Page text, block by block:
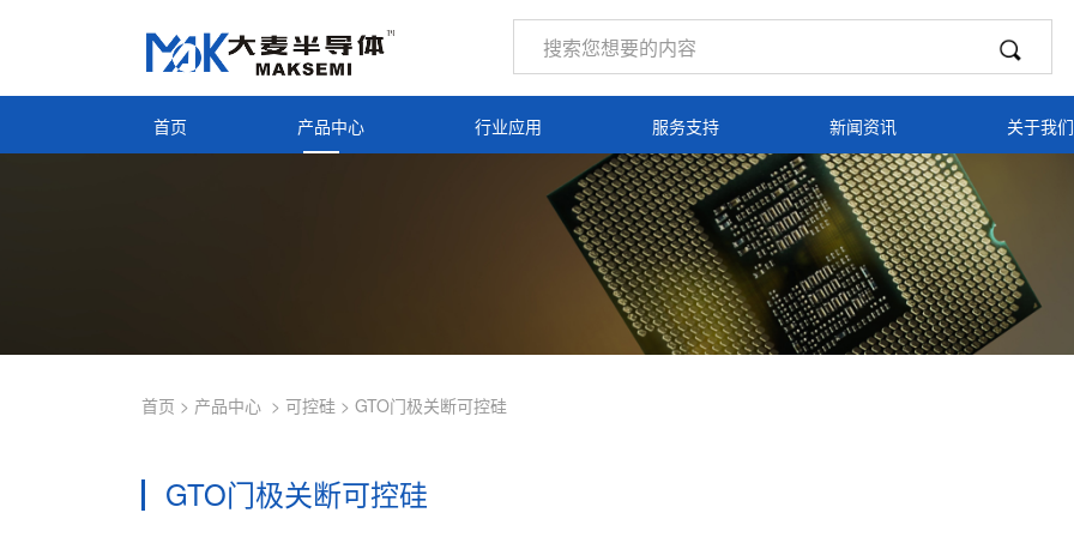
首页 产品中心 行业应用 服务支持 新闻资讯 关于我们
首页 > 产品中心> 可控硅> GTO门极关断可控硅
GTO门极关断可控硅